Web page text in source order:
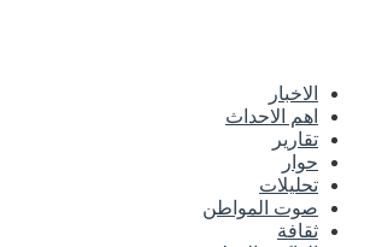
الاخبار
اهم الاحداث
تقارير
حوار
تحليلات
صوت المواطن
ثقافة